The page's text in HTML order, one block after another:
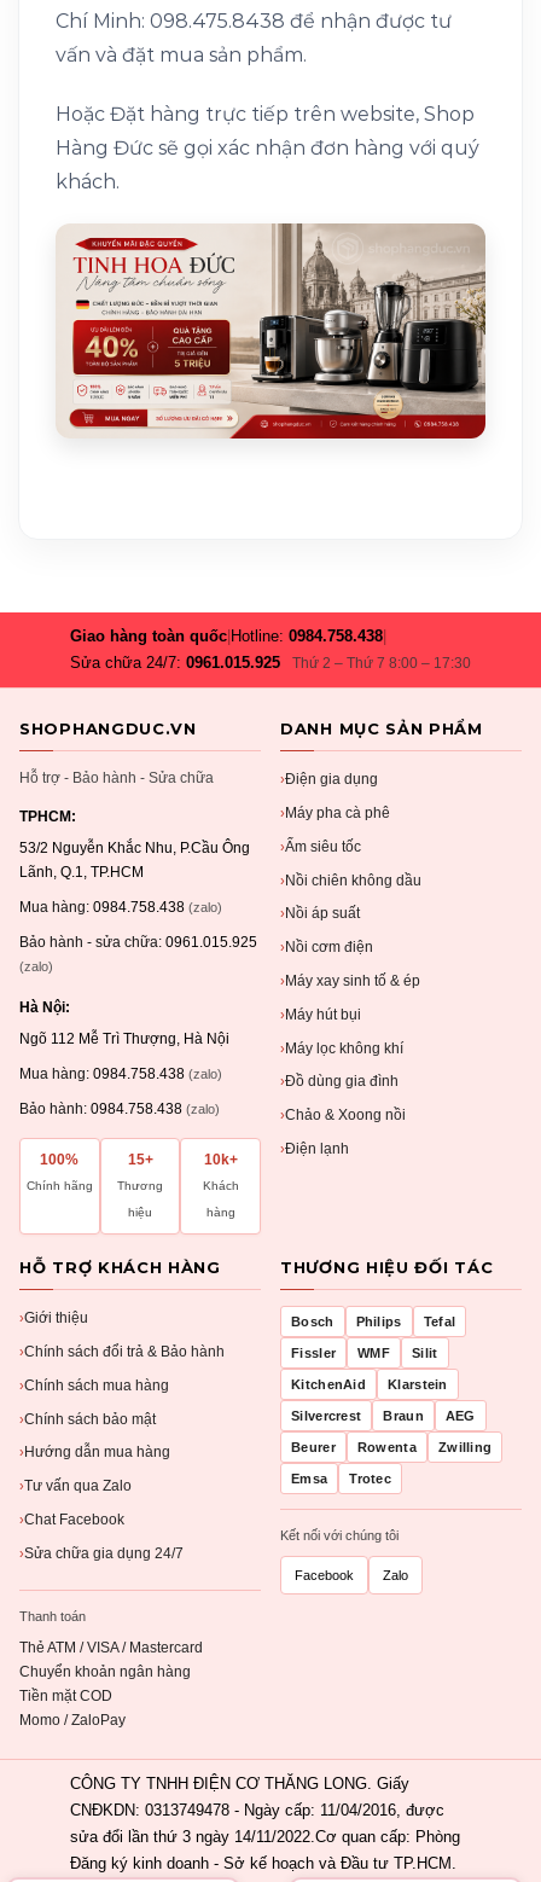
Chí Minh: 098.475.8438 để nhận được tư
vấn và đặt mua sản phẩm.
Hoặc Đặt hàng trực tiếp trên website, Shop
Hàng Đức sẽ gọi xác nhận đơn hàng với quý
khách.
Giao hàng toàn quốc Hotline:0984.758.438
Sửa chữa 24/7:0961.015.925 Thứ 2 – Thứ 7 8:00 – 17:30
SHOPHANGDUC.VN
Hỗ trợ - Bảo hành - Sửa chữa
TPHCM:
53/2 Nguyễn Khắc Nhu, P.Cầu Ông
Lãnh, Q.1, TP.HCM
Mua hàng: 0984.758.438 (zalo)
Bảo hành - sửa chữa: 0961.015.925
(zalo)
Hà Nội:
Ngõ 112 Mễ Trì Thượng, Hà Nội
Mua hàng: 0984.758.438 (zalo)
Bảo hành: 0984.758.438 (zalo)
100%
Chính hãng
15+
Thương
hiệu
10k+
Khách
hàng
DANH MỤC SẢN PHẨM
›Điện gia dụng
› Máy pha cà phê
›Ấm siêu tốc
›Nồi chiên không dầu
› Nồi áp suất
› Nồi cơm điện
› Máy xay sinh tố & ép
›Máy hút bụi
›Máy lọc không khí
›Đồ dùng gia đình
›Chảo & Xoong nồi
›Điện lạnh
HỖ TRỢ KHÁCH HÀNG
›Giới thiệu
›Chính sách đổi trả & Bảo hành
›Chính sách mua hàng
›Chính sách bảo mật
› Hướng dẫn mua hàng
›Tư vấn qua Zalo
›Chat Facebook
›Sửa chữa gia dụng 24/7
Thanh toán
Thẻ ATM / VISA / Mastercard
Chuyển khoản ngân hàng
Tiền mặt COD
Momo / ZaloPay
THƯƠNG HIỆU ĐỐI TÁC
Bosch Philips Tefal
Fissler WMF Silit
KitchenAid Klarstein
Silvercrest Braun AEG
Beurer Rowenta Zwilling
Emsa Trotec
Kết nối với chúng tôi
Facebook Zalo
CÔNG TY TNHH ĐIỆN CƠ THĂNG LONG. Giấy
CNĐKDN: 0313749478 - Ngày cấp: 11/04/2016, được
sửa đổi lần thứ 3 ngày 14/11/2022.Cơ quan cấp: Phòng
Đăng ký kinh doanh - Sở kế hoạch và Đầu tư TP.HCM.